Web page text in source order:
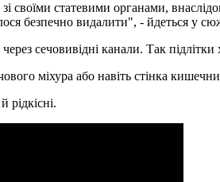
своїми статевими органами,
безпечно видалити", - йдеться у
сечовивідні канали. Так
міхура або навіть стінка
рідкісні.